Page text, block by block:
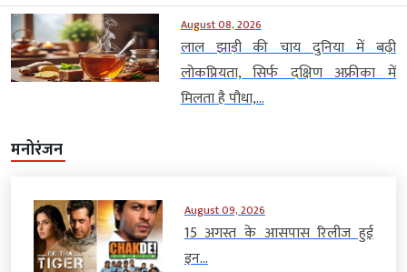
August 08, 2026
लाल झाड़ी की चाय दुनिया में बढ़ी
लोकप्रियता, सिर्फ दक्षिण अफ्रीका में
मिलता है पौधा,...
मनोरंजन
August 09, 2026
15 अगस्त के आसपास रिलीज हुई
इन...